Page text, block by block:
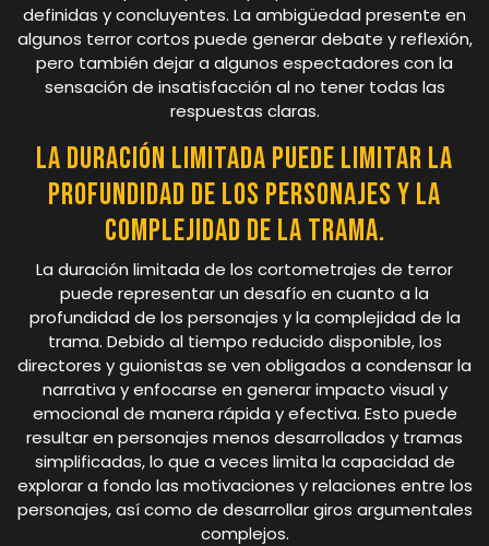
definidas y concluyentes. La ambigüedad presente en
algunos terror cortos puede generar debate y reflexión,
pero también dejar a algunos espectadores con la
sensación de insatisfacción al no tener todas las
respuestas claras.
La duración limitada puede limitar la
profundidad de los personajes y la
complejidad de la trama.
La duración limitada de los cortometrajes de terror
puede representar un desafío en cuanto a la
profundidad de los personajes y la complejidad de la
trama. Debido al tiempo reducido disponible, los
directores y guionistas se ven obligados a condensar la
narrativa y enfocarse en generar impacto visual y
emocional de manera rápida y efectiva. Esto puede
resultar en personajes menos desarrollados y tramas
simplificadas, lo que a veces limita la capacidad de
explorar a fondo las motivaciones y relaciones entre los
personajes, así como de desarrollar giros argumentales
complejos.